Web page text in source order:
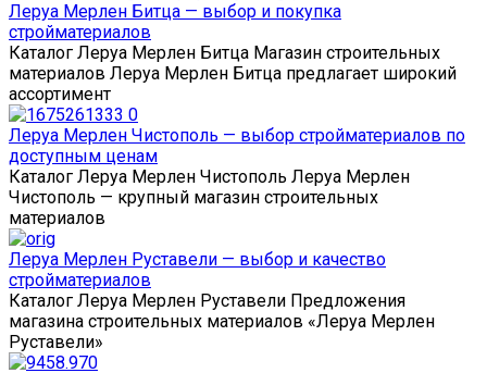
Леруа Мерлен Битца — выбор и покупка
стройматериалов
Каталог Леруа Мерлен Битца Магазин строительных
материалов Леруа Мерлен Битца предлагает широкий
ассортимент
Леруа Мерлен Чистополь — выбор стройматериалов по
доступным ценам
Каталог Леруа Мерлен Чистополь Леруа Мерлен
Чистополь — крупный магазин строительных
материалов
Леруа Мерлен Руставели — выбор и качество
стройматериалов
Каталог Леруа Мерлен Руставели Предложения
магазина строительных материалов «Леруа Мерлен
Руставели»